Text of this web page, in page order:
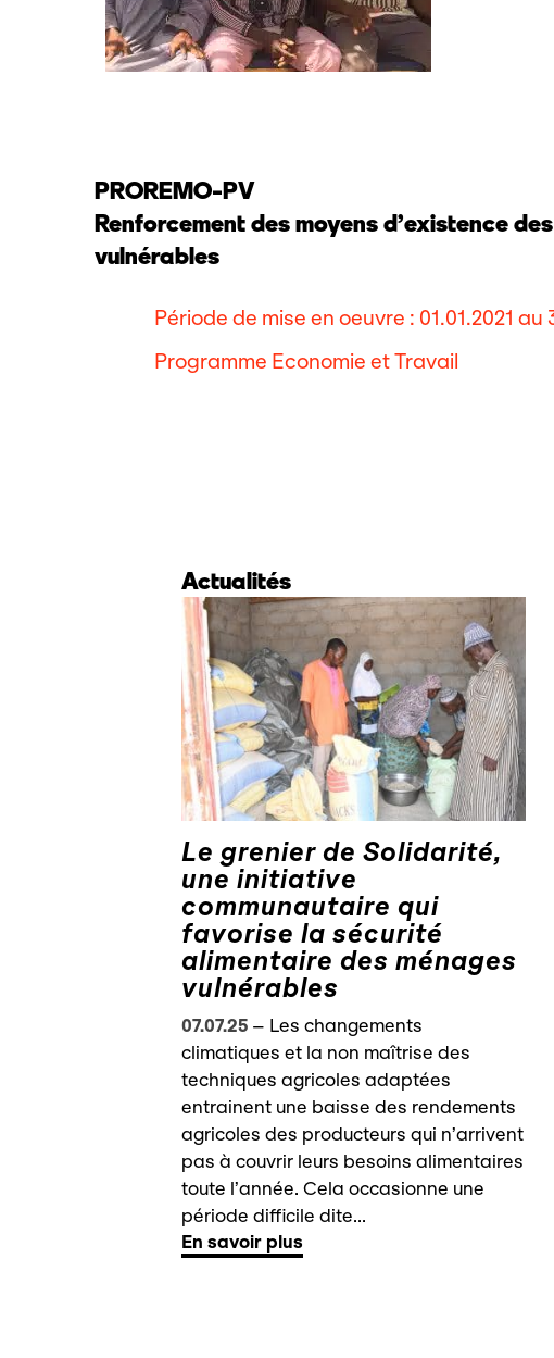
PROREMO-PV
Renforcement des moyens d’existence
vulnérables
Période de mise en oeuvre : 01.01.2021 au
Programme Economie et Travail
Actualités
Le grenier de Solidarité,
une initiative
communautaire qui
favorise la sécurité
alimentaire des ménages
vulnérables
07.07.25 – Les changements
climatiques et la non maîtrise des
techniques agricoles adaptées
entrainent une baisse des rendements
agricoles des producteurs qui n’arrivent
pas à couvrir leurs besoins alimentaires
toute l’année. Cela occasionne une
période difficile dite...
En savoir plus